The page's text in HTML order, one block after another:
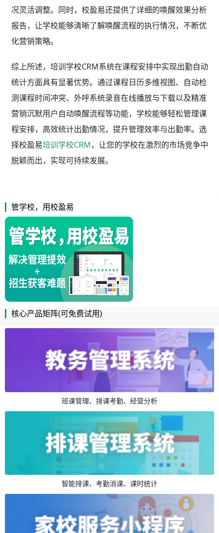
况灵活调整。同时，校盈易还提供了详细的唤醒效果分析
报告，让学校能够清晰了解唤醒流程的执行情况，不断优
化营销策略。
综上所述，培训学校CRM系统在课程安排中实现出勤自动
统计方面具有显著优势。通过课程日历多维视图、自动检
测课程时间冲突、外呼系统录音在线播放与下载以及精准
营销沉默用户自动唤醒流程等功能，学校能够轻松管理课
程安排，高效统计出勤情况，提升管理效率与出勤率。选
择校盈易培训学校CRM，让您的学校在激烈的市场竞争中
脱颖而出，实现可持续发展。
管学校，用校盈易
核心产品矩阵(可免费试用)
班课管理、排课考勤、经营分析
智能排课、考勤消课、课时统计